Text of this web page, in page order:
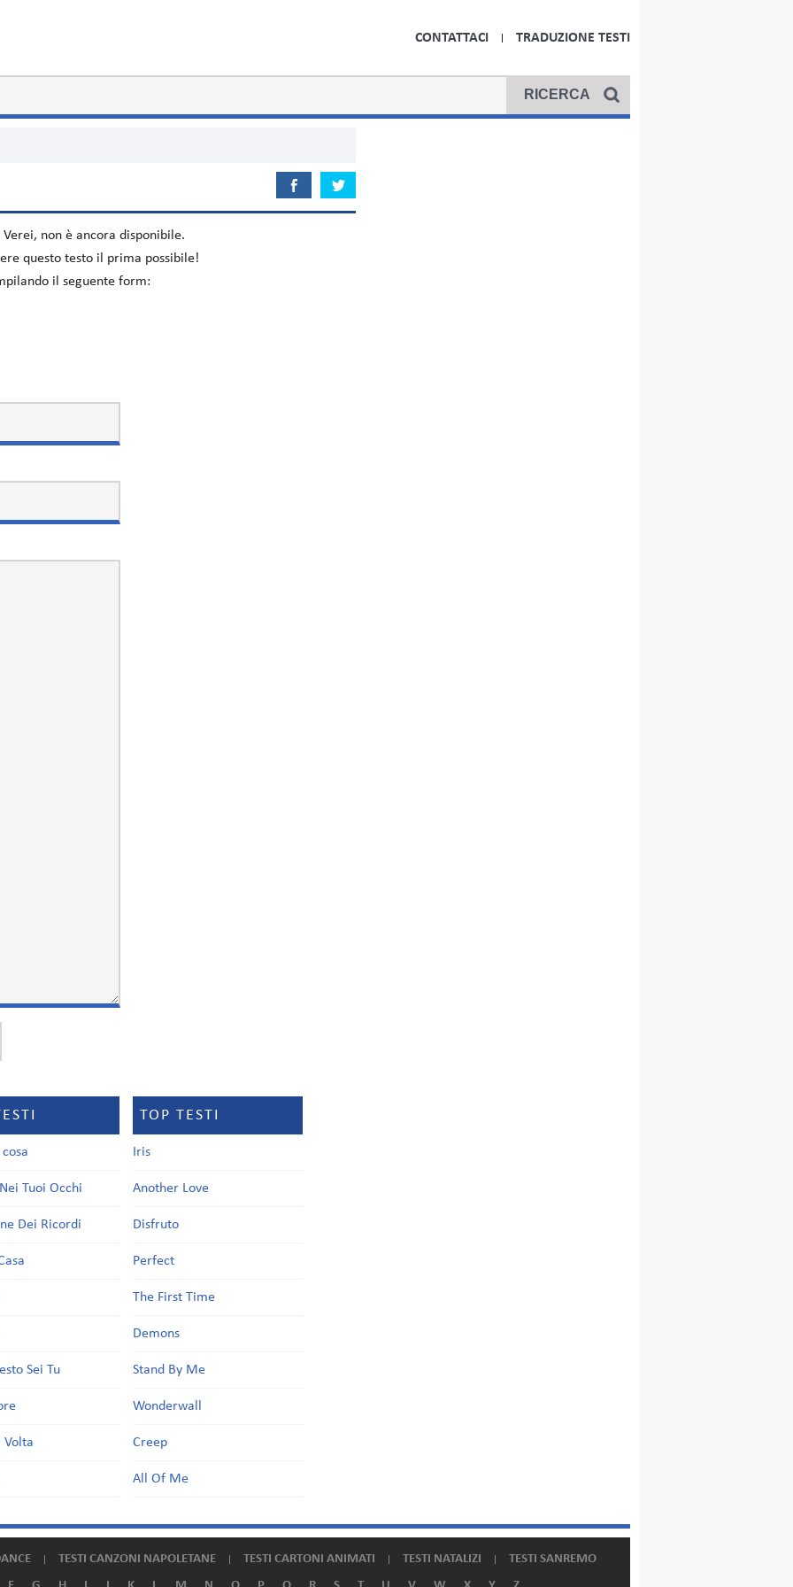
CONTATTACI TRADUZIONE TESTI
Verei, non è ancora disponibile.
questo testo il prima possibile!
il seguente form:
Tuoi Occhi
Dei Ricordi
Sei Tu
Volta
TOP TESTI
Iris
Another Love
Disfruto
Perfect
The First Time
Demons
Stand By Me
Wonderwall
Creep
All Of Me
TESTI CANZONI NAPOLETANE TESTI CARTONI ANIMATI TESTI NATALIZI
TESTI SANREMO